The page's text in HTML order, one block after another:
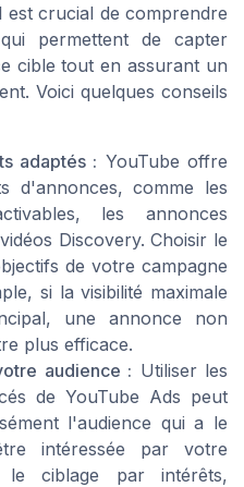
est crucial de comprendre
permettent de capter
cible tout en assurant un
Voici quelques conseils
adaptés : YouTube offre
d'annonces, comme les
les annonces
Discovery. Choisir le
de votre campagne
si la visibilité maximale
une annonce non
plus efficace.
audience : Utiliser les
de YouTube Ads peut
l'audience qui a le
intéressée par votre
le ciblage par intérêts,